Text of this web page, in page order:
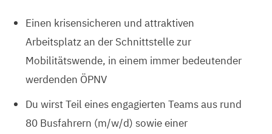
Einen krisensicheren und attraktiven
Arbeitsplatz an der Schnittstelle zur
Mobilitätswende, in einem immer bedeutender
werdenden ÖPNV
Du wirst Teil eines engagierten Teams aus rund
80 Busfahrern (m/w/d) sowie einer